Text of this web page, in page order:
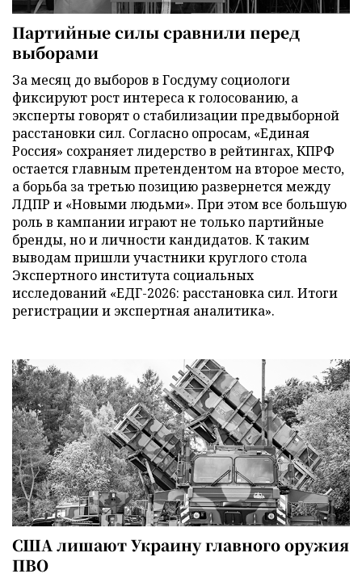
Партийные силы сравнили перед
выборами
За месяц до выборов в Госдуму социологи
фиксируют рост интереса к голосованию, а
эксперты говорят о стабилизации предвыборной
расстановки сил. Согласно опросам, «Единая
Россия» сохраняет лидерство в рейтингах, КПРФ
остается главным претендентом на второе место,
а борьба за третью позицию развернется между
ЛДПР и «Новыми людьми». При этом все большую
роль в кампании играют не только партийные
бренды, но и личности кандидатов. К таким
выводам пришли участники круглого стола
Экспертного института социальных
исследований «ЕДГ-2026: расстановка сил. Итоги
регистрации и экспертная аналитика».
США лишают Украину главного оружия
ПВО